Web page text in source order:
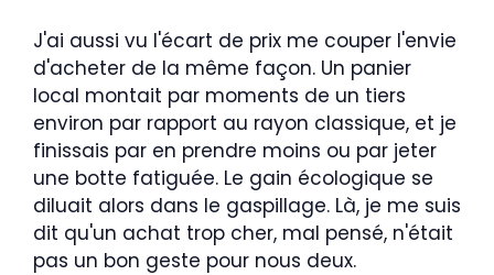
J'ai aussi vu l'écart de prix me couper l'envie
d'acheter de la même façon. Un panier
local montait par moments de un tiers
environ par rapport au rayon classique, et je
finissais par en prendre moins ou par jeter
une botte fatiguée. Le gain écologique se
diluait alors dans le gaspillage. Là, je me suis
dit qu'un achat trop cher, mal pensé, n'était
pas un bon geste pour nous deux.